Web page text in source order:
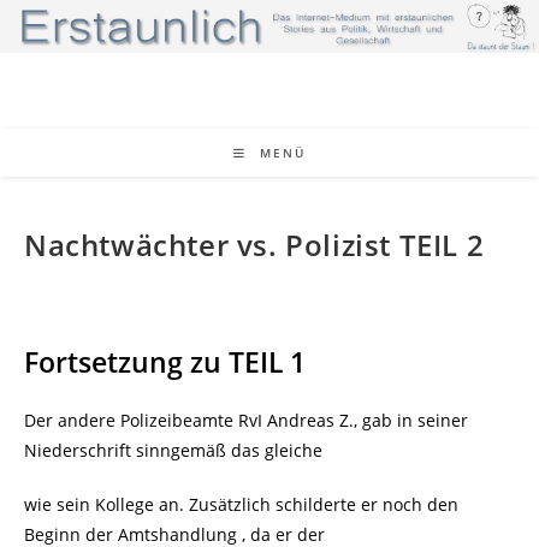
Zum
Inhalt
MENÜ
Nachtwächter vs. Polizist TEIL 2
Fortsetzung zu TEIL 1
Der andere Polizeibeamte RvI Andreas Z., gab in seiner
Niederschrift sinngemäß das gleiche
wie sein Kollege an. Zusätzlich schilderte er noch den
Beginn der Amtshandlung , da er der